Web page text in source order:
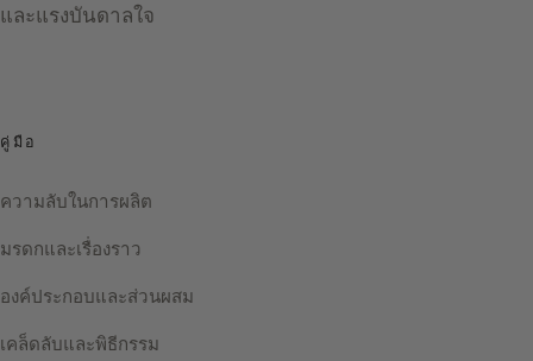
และแรงบันดาลใจ
คู่มือ
ความลับในการผลิต
มรดกและเรื่องราว
องค์ประกอบและส่วนผสม
เคล็ดลับและพิธีกรรม